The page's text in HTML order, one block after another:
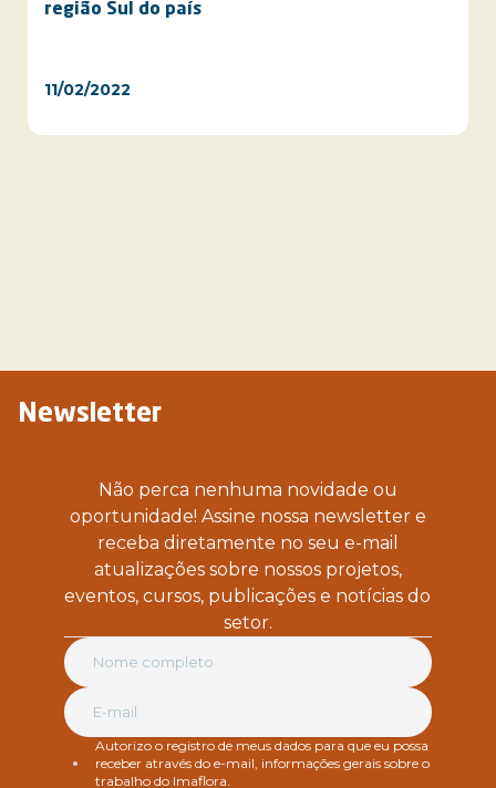
região Sul do país
11/02/2022
Newsletter
Não perca nenhuma novidade ou
oportunidade! Assine nossa newsletter e
receba diretamente no seu e-mail
atualizações sobre nossos projetos,
eventos, cursos, publicações e notícias do
setor.
Autorizo o registro de meus dados para que eu possa
receber através do e-mail, informações gerais sobre o
trabalho do Imaflora.